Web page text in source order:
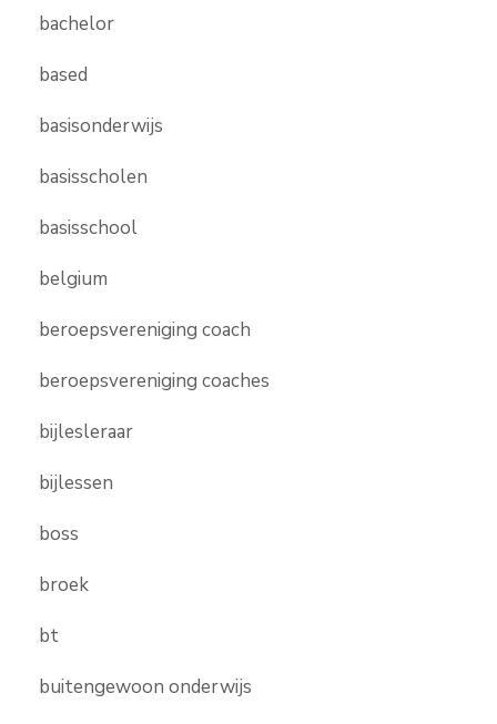
bachelor
based
basisonderwijs
basisscholen
basisschool
belgium
beroepsvereniging coach
beroepsvereniging coaches
bijlesleraar
bijlessen
boss
broek
bt
buitengewoon onderwijs